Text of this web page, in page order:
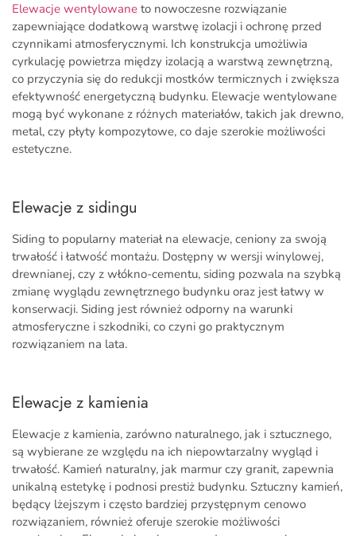
Elewacje wentylowane to nowoczesne rozwiązanie
zapewniające dodatkową warstwę izolacji i ochronę przed
czynnikami atmosferycznymi. Ich konstrukcja umożliwia
cyrkulację powietrza między izolacją a warstwą zewnętrzną,
co przyczynia się do redukcji mostków termicznych i zwiększa
efektywność energetyczną budynku. Elewacje wentylowane
mogą być wykonane z różnych materiałów, takich jak drewno,
metal, czy płyty kompozytowe, co daje szerokie możliwości
estetyczne.
Elewacje z sidingu
Siding to popularny materiał na elewacje, ceniony za swoją
trwałość i łatwość montażu. Dostępny w wersji winylowej,
drewnianej, czy z włókno-cementu, siding pozwala na szybką
zmianę wyglądu zewnętrznego budynku oraz jest łatwy w
konserwacji. Siding jest również odporny na warunki
atmosferyczne i szkodniki, co czyni go praktycznym
rozwiązaniem na lata.
Elewacje z kamienia
Elewacje z kamienia, zarówno naturalnego, jak i sztucznego,
są wybierane ze względu na ich niepowtarzalny wygląd i
trwałość. Kamień naturalny, jak marmur czy granit, zapewnia
unikalną estetykę i podnosi prestiż budynku. Sztuczny kamień,
będący lżejszym i często bardziej przystępnym cenowo
rozwiązaniem, również oferuje szerokie możliwości